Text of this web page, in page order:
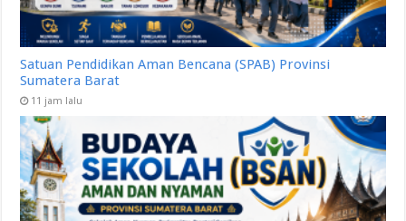
Satuan Pendidikan Aman Bencana (SPAB) Provinsi
Sumatera Barat
11 jam lalu